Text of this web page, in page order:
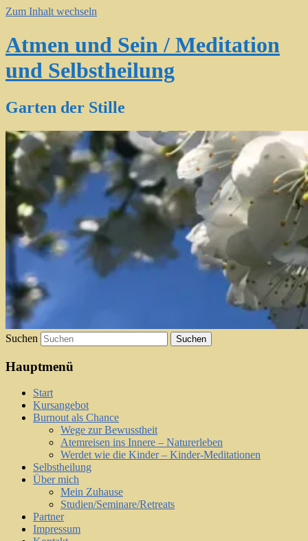
Zum Inhalt wechseln
Atmen und Sein / Meditation
und Selbstheilung
Garten der Stille
Suchen
Hauptmenü
Start
Kursangebot
Burnout als Chance
Wege zur Bewusstheit
Atemreisen ins Innere – Naturerleben
Werdet wie die Kinder – Kinder-Meditationen
Selbstheilung
Über mich
Mein Zuhause
Studien/Seminare/Retreats
Partner
Impressum